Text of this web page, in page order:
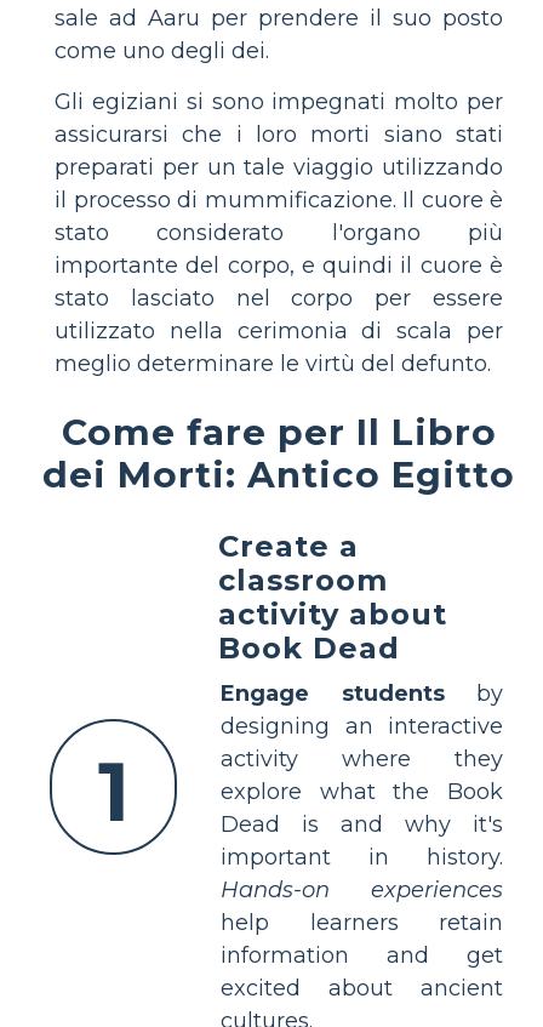
sale ad Aaru per prendere il suo posto
come uno degli dei.
Gli egiziani si sono impegnati molto per
assicurarsi che i loro morti siano stati
preparati per un tale viaggio utilizzando
il processo di mummificazione. Il cuore è
stato considerato l'organo più
importante del corpo, e quindi il cuore è
stato lasciato nel corpo per essere
utilizzato nella cerimonia di scala per
meglio determinare le virtù del defunto.
Come fare per Il Libro
dei Morti: Antico Egitto
1
Create a
classroom
activity about
Book Dead
Engage studentsby
designing an interactive
activity where they
explore what the Book
Dead is and why it's
important in history.
Hands-on experiences
help learners retain
information and get
excited about ancient
cultures.